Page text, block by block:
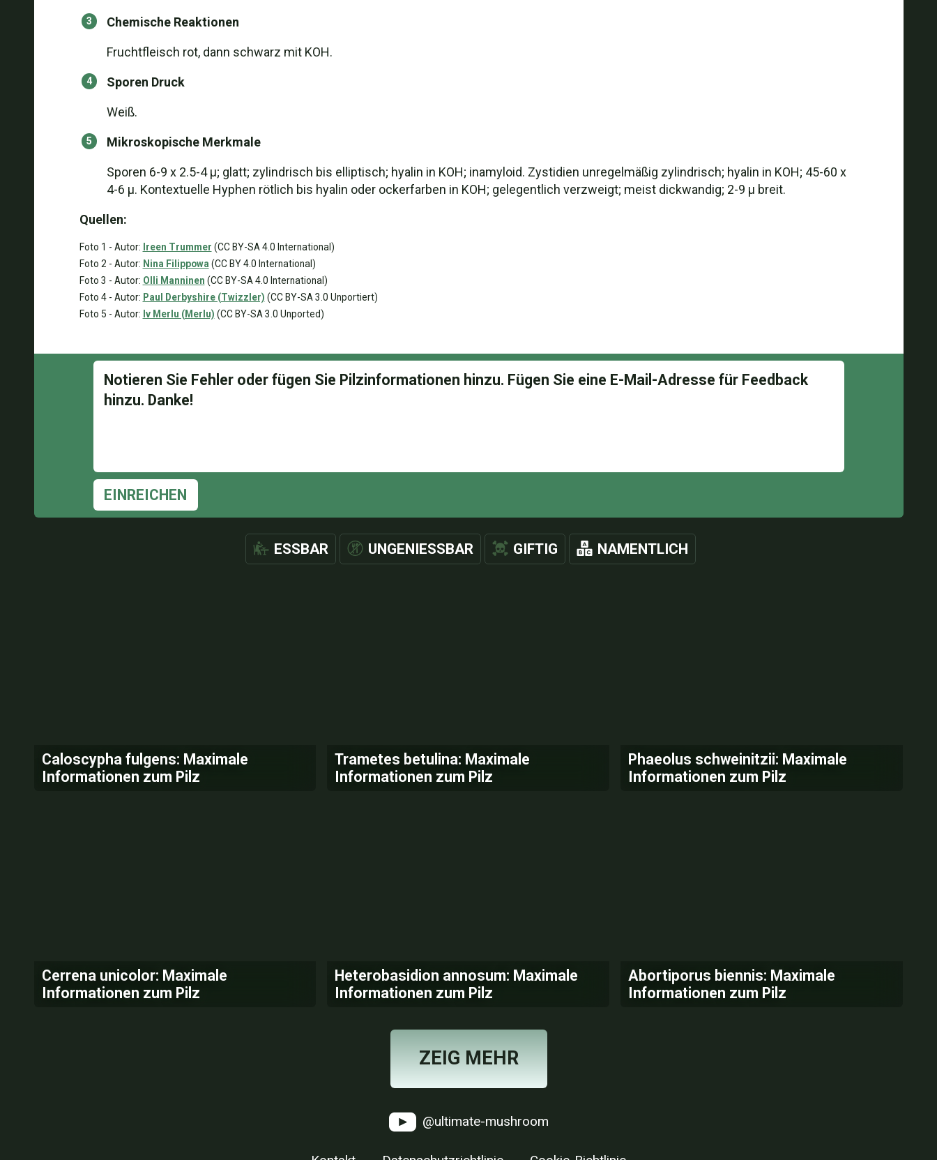
Chemische Reaktionen
Fruchtfleisch rot, dann schwarz mit KOH.
Sporen Druck
Weiß.
Mikroskopische Merkmale
Sporen 6-9 x 2.5-4 µ; glatt; zylindrisch bis elliptisch; hyalin in KOH; inamyloid. Zystidien unregelmäßig zylindrisch; hyalin in KOH; 45-60 x
4-6 µ. Kontextuelle Hyphen rötlich bis hyalin oder ockerfarben in KOH; gelegentlich verzweigt; meist dickwandig; 2-9 µ breit.
Quellen:
Foto 1 - Autor: Ireen Trummer (CC BY-SA 4.0 International)
Foto 2 - Autor: Nina Filippowa (CC BY 4.0 International)
Foto 3 - Autor: Olli Manninen (CC BY-SA 4.0 International)
Foto 4 - Autor: Paul Derbyshire (Twizzler) (CC BY-SA 3.0 Unportiert)
Foto 5 - Autor: Iv Merlu (Merlu) (CC BY-SA 3.0 Unported)
EINREICHEN
ESSBAR UNGENIESSBAR GIFTIG NAMENTLICH
Caloscypha fulgens: Maximale
Informationen zum Pilz
Trametes betulina: Maximale
Informationen zum Pilz
Phaeolus schweinitzii: Maximale
Informationen zum Pilz
Cerrena unicolor: Maximale
Informationen zum Pilz
Heterobasidion annosum: Maximale
Informationen zum Pilz
Abortiporus biennis: Maximale
Informationen zum Pilz
ZEIG MEHR
@ultimate-mushroom